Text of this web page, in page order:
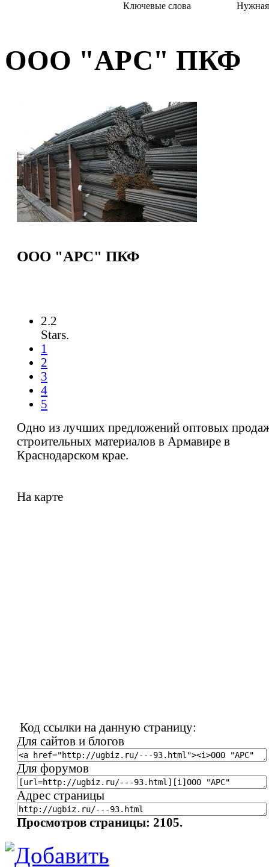
Ключевые слова Нужная
ООО "АРС" ПКФ
ООО "АРС" ПКФ
2.2
Stars.
1
2
3
4
5
Одно из лучших предложений оптовых
строительных материалов в Армавире в
Краснодарском крае.
На карте
Код ссылки на данную страницу:
Для сайтов и блогов
Для форумов
Адрес страницы
Просмотров страницы: 2105.